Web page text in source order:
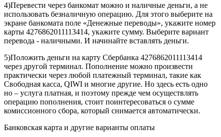
4)Перевести через банкомат можно и наличные деньги, а не
использовать безналичную операцию. Для этого выберите на
экране банкомата поле «Денежные переводы», укажите номер
карты 4276862011113414, укажите сумму. Выберите вариант
перевода - наличными. И начинайте вставлять деньги.
5)Положить деньги на карту Сбербанка 4276862011113414
через другой терминал. Пополнение можно произвести
практически через любой платежный терминал, такие как
Свободная касса, QIWI и многие другие. Но здесь есть одно
но – услуга платная, и поэтому прежде чем осуществлять
операцию пополнения, стоит поинтересоваться о сумме
комиссионного сбора, который снимается автоматически.
Банковская карта и другие варианты оплаты